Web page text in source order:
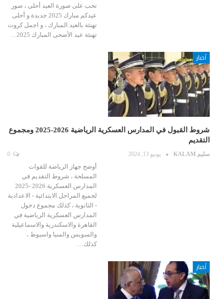
تحب على صورة العيد أحلى ، صور
عيدكم مبارك 2025 جديدة و أحلى
تهنئة بالعيد المبارك ، و اجمل كروت
تهنئة عيد الأضحى المبارك 2025…
أخبار
شروط القبول في المدارس العسكرية الرياضية 2026-2025 ومجموع
التقديم
سليم KALAM يونيو 13, 2024
أوضح جهاز الرياضة للقوات
المسلحة ، شروط التقديم في
المدارس العسكرية 2026 -2025
لجميع المراحل الابتدائية - الاعدادية
- الثانوية ، كذلك مجموع دخول
المدارس العسكرية الرياضية في
القاهرة والاسكندرية والاسماعيلية
والسويس والمنيا واسيوط ،
كذلك…
أخبار